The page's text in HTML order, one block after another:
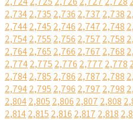
2,7342,735 2,736 2,737 2,738
2,7442,745 2,746 2,747 2,748
2,7542,755 2,756 2,757 2,758
2,7642,765 2,766 2,767 2,768
2,7742,775 2,776 2,777 2,778
2,7842,785 2,786 2,787 2,788
2,7942,795 2,796 2,797 2,798
2,8042,805 2,806 2,807 2,808
2,8142,815 2,816 2,817 2,818